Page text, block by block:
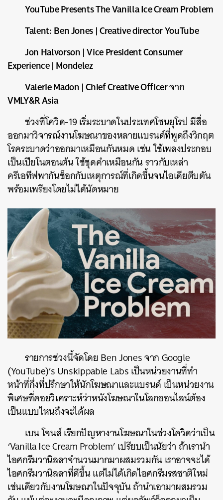
YouTube Presents The Vanilla Ice Cream Problem
Talent:Ben Jones | Creative director YouTube
Jon Halvorson | Vice President Consumer
Experience | Mondelez
Valerie Madon| Chief Creative Officerจาก
VMLY&R Asia
ช่วงที่โควิด-19เริ่มระบาดในประเทศโซนยุโรปมีสื่อ
ออกมาวิจารณ์งานโฆษณาของหลายแบรนด์ที่พูดถึงวิกฤต
โรคระบาดว่าออกมาเหมือนกันหมดเช่นใช้เพลงประกอบ
เป็นเปียโนตอนต้นใช้ชุดคำเหมือนกันราวกับเหล่า
ครีเอทีฟพากันช็อกกับเหตุการณ์ที่เกิดขึ้นจนไอเดียตีบตัน
พร้อมเพรียงโดยไม่ได้นัดหมาย
รายการช่วงนี้จัดโดยBen JonesจากGoogle
(YouTube)’s Unskippable Labsเป็นหน่วยงานที่ทำ
หน้าที่กึ่งที่ปรึกษาให้นักโฆษณาและแบรนด์เป็นหน่วยงาน
พิเศษที่คอยวิเคราะห์ว่าหนังโฆษณาในโลกออนไลน์ต้อง
เป็นแบบไหนถึงจะได้ผล
เบนโจนส์เรียกปัญหางานโฆษณาในช่วงโควิดว่าเป็น
‘Vanilla Ice Cream Problem’เปรียบเป็นนัยว่า ถ้าเรานำ
ไอศกรีมวานิลลาจำนวนมากมาผสมรวมกันเราอาจจะได้
ไอศกรีมวานิลลาที่ดีขึ้นแต่ไม่ได้เกิดไอศกรีมรสชาติใหม่
เช่นเดียวกับงานโฆษณาในปัจจุบันถ้านำเอามาผสมรวม